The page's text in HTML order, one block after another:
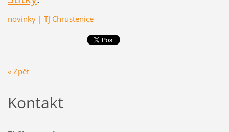
novinky | TJ Chrustenice
« Zpět
Kontakt